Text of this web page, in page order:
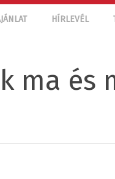
HÍRLEVÉL
ma és